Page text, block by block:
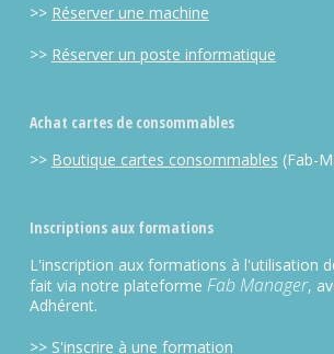
>> Réserver une machine
>> Réserver un poste informatique
Achat cartes de consommables
>> Boutique cartes consommables (Fab-
Inscriptions aux formations
L'inscription aux formations à l'utilisation
fait via notre plateforme Fab Manager,
Adhérent.
>> S'inscrire à une formation